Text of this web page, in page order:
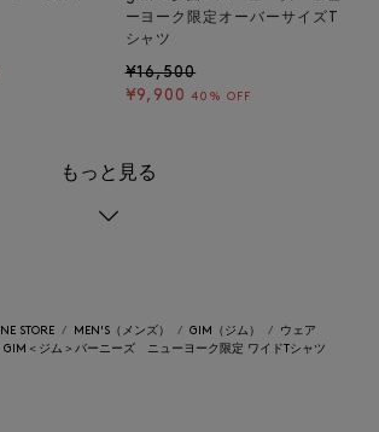
ーヨーク限定オーバーサイズT
シャツ
¥16,500
¥9,900 40% OFF
もっと見る
STORE MEN'S（メンズ） GIM（ジム）
ウェア
GIM＜ジム＞バーニーズ ニューヨーク限定 ワイドTシャツ